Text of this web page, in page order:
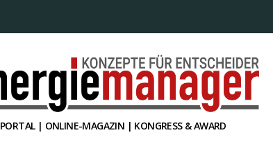
PORTAL | ONLINE-MAGAZIN | KONGRESS & AWARD